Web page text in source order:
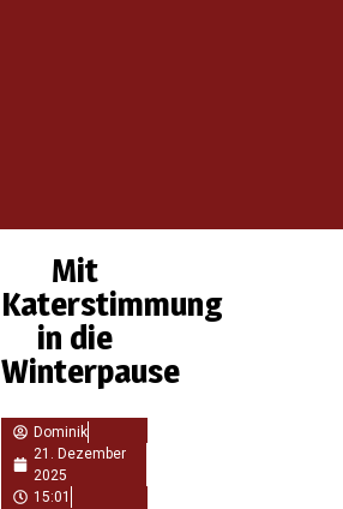
Mit
Katerstimmung
in die
Winterpause
Dominik
21. Dezember
2025
15:01